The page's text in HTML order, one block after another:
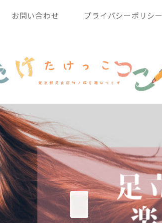
お問い合わせ プライバシーポリシー